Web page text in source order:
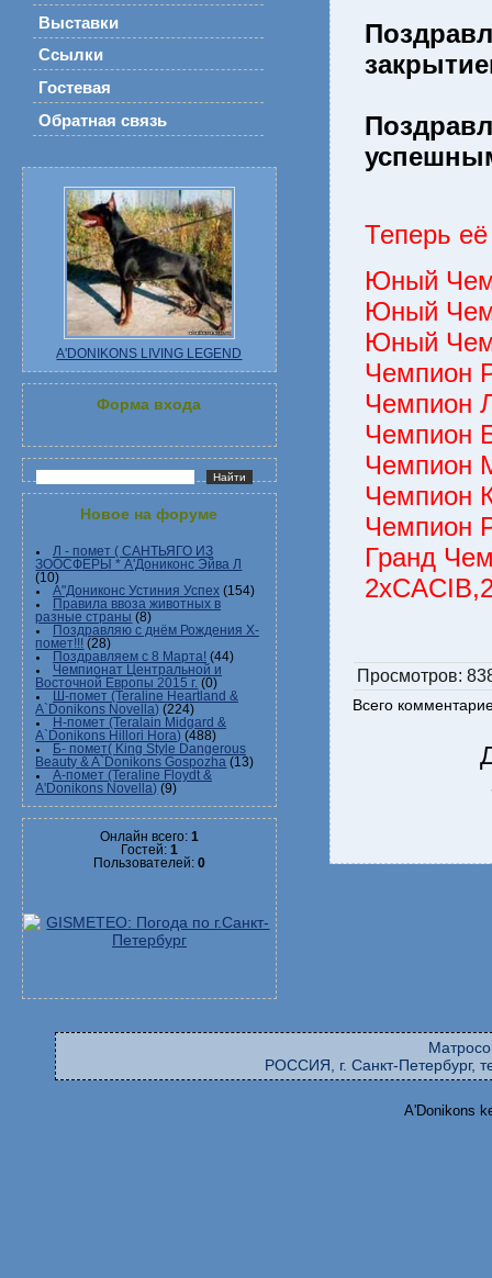
Выставки
Ссылки
Гостевая
Обратная связь
A'DONIKONS LIVING LEGEND
Форма входа
Новое на форуме
Л - помет ( САНТЬЯГО ИЗ
ЗООСФЕРЫ * А'Дониконс Эйва Л
(10)
А"Дониконс Устиния Успех (154)
Правила ввоза животных в
разные страны (8)
Поздравляю с днём Рождения Х-
помет!!! (28)
Поздравляем с 8 Марта! (44)
Чемпионат Центральной и
Восточной Европы 2015 г. (0)
Ш-помет (Teraline Heartland &
A`Donikons Novella) (224)
Н-помет (Teralain Midgard &
A`Donikons Hillori Hora) (488)
Б- помет( King Style Dangerous
Beauty & A`Donikons Gospozha (13)
А-помет (Teraline Floydt &
A'Donikons Novella) (9)
Онлайн всего: 1
Гостей: 1
Пользователей: 0
Теперь
Юный
Юный
Юный
Чемпион
Чемпион
Чемпион
Чемпион
Чемпион
Чемпион
Гранд
Просмотров:
Всего
РОССИЯ, г. Санкт-Петербург,
A'Donikons